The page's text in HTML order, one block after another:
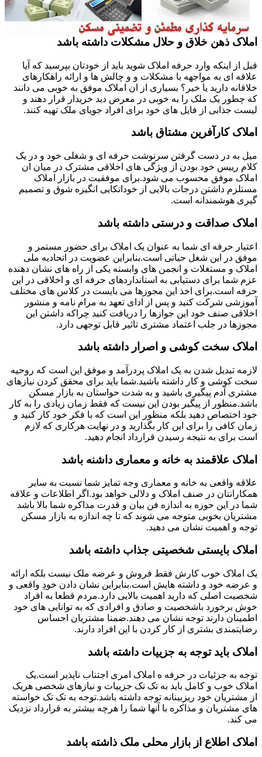
املاک ذهن خلاق و حلال مشکلات داشته باشد
قبل از اینکه وارد حرفه املاک شوید باید از خودتان بپرسید که آیا
علاقه ای به مواجهه با مشکلات و و چالش ها و ارائه راهکارهای
خلاقانه دارید یا خیر؟ بسیاری از ان املاک موفق به خوبی می دانند
که چطور یک ملک را به خوبی در معرض دید خریدار قرار دهند و
لیست جذابی از فایل های خود برای افراد جویای ملک تهیه کنند.
املاک کارآفرین مشتاق باشد
میل به در دست گرفتن سرنوشت حرفه ای و شغلی خود و در یک
کلام رییس خود بودن از ویژگی های اخلاقی مشترک در میان ان
املاک موفق محسوب می شود.برای موفقیت در بازار املاک
مستلزم داشتن درجات بالایی از خوداتکایی انگیزه شوق و تصمیم
گیری هوشمندانه است.
املاک صداقت و درستی داشته باشد
اعتبار حرفه ای شما به عنوان یک املاک برای حضور مستمر و
موفق در این شغل حیاتی است.بنابراین عضویت در اتحادیه ملی
املاک و مستغلات و انجمن های وابسته یکی از راه های نشان دهنده
عزم شما برای دستیابی به استانداردهای حرفه ای و اخلاقی در این
حرفه است.برای اخذ این مجوزها می بایست در کلاس های مختلف
آموزشی شرکت کنید و پس از ادای تعهد به مرام نامه و منشور
اخلاقی صنف خود این جوازها را دریافت کنید چراکه داشتن این
مجوزها در جلب اعتماد مشتری تاثیر قابل توجهی دارد.
املاک سخت کوشی و اصرار داشته باشد
لازمه تبدیل شدن به یک املاک پردرآمد و موفق این است که روحیه
سخت کوشی و کار داشته باشید.شما باید برای محقق کردن نیازهای
مشتری آدم پیگیری باشید و به شدت حواستان به بازار مسکن
باشد.منظور از پیگیر بودن این نیست که فقط زمان زیادی را به کار
خود اختصاص دهید بلکه منظور این است که با فکر خود کار کنید و
زمان کافی را برای این کار بگذارید و در نهایت هرکاری که لازم
است برای به نتیجه رسیدن قرارداد انجام دهید.
املاک علاقمند به خانه و معماری داشنه باشد
علاقه واقعی به خانه و معماری وجه تمایز شما نسبت به سایر
همکارانتان در صنف املاک و دلالی خواهد بود.اگر اطلاعات و علاقه
شما در این حوزه به اندازه فن بیان و قدرت مذاکره شما بالا باشد
مشتریان بخوبی متوجه می شوند که تا چه اندازه به بازار مسکن
توجه و اهمیت نشان می دهید.
املاک بایستی شخصیتی جذاب داشته باشد
یک املاک خوب کارش فقط فروش و عرضه ملک نیست بلکه ارائه
و عرضه خود و داشته هایش است.بنابراین نشان دادن خودِ واقعی و
شخصیت اصلی که دارید اهمیت بالایی دارد.مردم قطعا به افراد
خوش برخورد باشخصیت و صادق و افرادی که به توانایی های خود
اطمینان دارند توجه نشان می دهند.ضمنا مشتریان احساس
رضایتمندی بشتری از کار کردن با این افراد دارند.
املاک باید توجه به جزییات داشته باشد
توجه به جزئیات در حرفه ه املاک امری اجتناب ناپذیر است.یک
املاک خوب و کامل باید به تک تک جزییات و نیازهای شخصی هریک
از مشتریان خود ریزبینانه توجه داشته باشد.توجه به تک تک خواسته
های مشتریان و مذاکره با آنها شما را هرچه بیشتر به قرارداد نزدیک
می کند.
املاک اطلاع از بازار محلی ملک ذاشته باشد